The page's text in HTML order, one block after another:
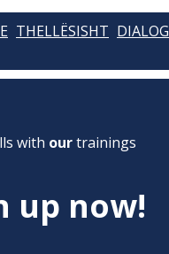
THELLËSISHT DIALOG
with ourtrainings
up now!